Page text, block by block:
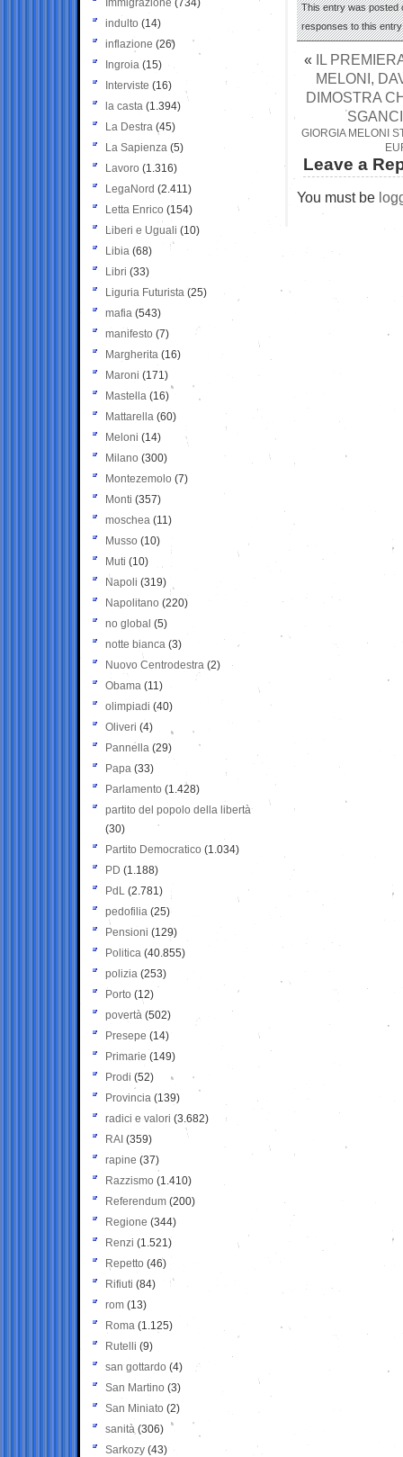
This entry was posted
responses to this
« IL
MELONI,
DIMOSTRA
GIORGIA MELONI
Leave a
You must be
Immigrazione (734)
indulto (14)
inflazione (26)
Ingroia (15)
Interviste (16)
la casta (1.394)
La Destra (45)
La Sapienza (5)
Lavoro (1.316)
LegaNord (2.411)
Letta Enrico (154)
Liberi e Uguali (10)
Libia (68)
Libri (33)
Liguria Futurista (25)
mafia (543)
manifesto (7)
Margherita (16)
Maroni (171)
Mastella (16)
Mattarella (60)
Meloni (14)
Milano (300)
Montezemolo (7)
Monti (357)
moschea (11)
Musso (10)
Muti (10)
Napoli (319)
Napolitano (220)
no global (5)
notte bianca (3)
Nuovo Centrodestra (2)
Obama (11)
olimpiadi (40)
Oliveri (4)
Pannella (29)
Papa (33)
Parlamento (1.428)
partito del popolo della libertà
(30)
Partito Democratico (1.034)
PD (1.188)
PdL (2.781)
pedofilia (25)
Pensioni (129)
Politica (40.855)
polizia (253)
Porto (12)
povertà (502)
Presepe (14)
Primarie (149)
Prodi (52)
Provincia (139)
radici e valori (3.682)
RAI (359)
rapine (37)
Razzismo (1.410)
Referendum (200)
Regione (344)
Renzi (1.521)
Repetto (46)
Rifiuti (84)
rom (13)
Roma (1.125)
Rutelli (9)
san gottardo (4)
San Martino (3)
San Miniato (2)
sanità (306)
Sarkozy (43)